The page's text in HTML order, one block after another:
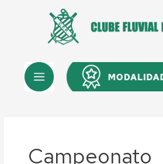
Menu Menu
Campeonato